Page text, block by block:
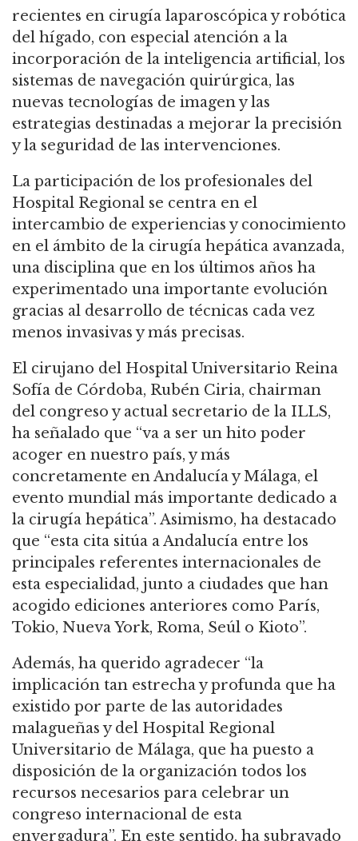
recientes en cirugía laparoscópica y robótica
del hígado, con especial atención a la
incorporación de la inteligencia artificial, los
sistemas de navegación quirúrgica, las
nuevas tecnologías de imagen y las
estrategias destinadas a mejorar la precisión
y la seguridad de las intervenciones.
La participación de los profesionales del
Hospital Regional se centra en el
intercambio de experiencias y conocimiento
en el ámbito de la cirugía hepática avanzada,
una disciplina que en los últimos años ha
experimentado una importante evolución
gracias al desarrollo de técnicas cada vez
menos invasivas y más precisas.
El cirujano del Hospital Universitario Reina
Sofía de Córdoba, Rubén Ciria, chairman
del congreso y actual secretario de la ILLS,
ha señalado que “va a ser un hito poder
acoger en nuestro país, y más
concretamente en Andalucía y Málaga, el
evento mundial más importante dedicado a
la cirugía hepática”. Asimismo, ha destacado
que “esta cita sitúa a Andalucía entre los
principales referentes internacionales de
esta especialidad, junto a ciudades que han
acogido ediciones anteriores como París,
Tokio, Nueva York, Roma, Seúl o Kioto”.
Además, ha querido agradecer “la
implicación tan estrecha y profunda que ha
existido por parte de las autoridades
malagueñas y del Hospital Regional
Universitario de Málaga, que ha puesto a
disposición de la organización todos los
recursos necesarios para celebrar un
congreso internacional de esta
envergadura”. En este sentido, ha subrayado